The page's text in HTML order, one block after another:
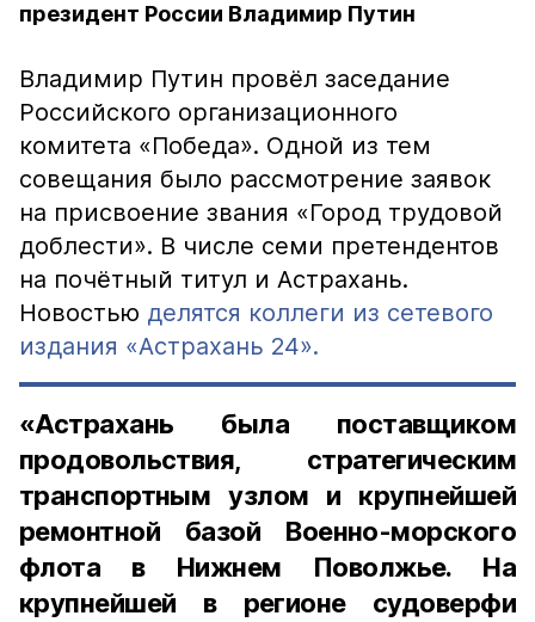
президент России Владимир Путин
Владимир Путин провёл заседание
Российского организационного
комитета «Победа». Одной из тем
совещания было рассмотрение заявок
на присвоение звания «Город трудовой
доблести». В числе семи претендентов
на почётный титул и Астрахань.
Новостью делятся коллеги из сетевого
издания «Астрахань 24».
«Астрахань была поставщиком
продовольствия, стратегическим
транспортным узлом и крупнейшей
ремонтной базой Военно-морского
флота в Нижнем Поволжье. На
крупнейшей в регионе судоверфи